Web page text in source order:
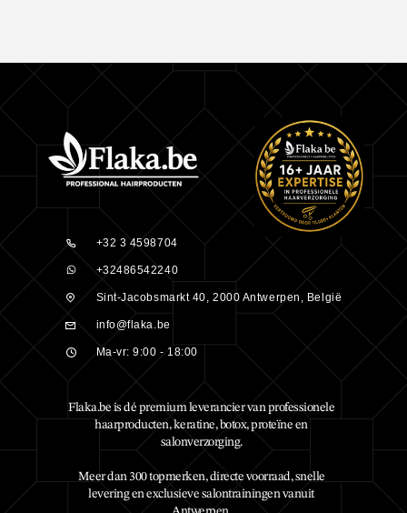
+32 3 4598704
+32486542240
Sint-Jacobsmarkt 40, 2000 Antwerpen, België
info@flaka.be
Ma-vr: 9:00 - 18:00
Flaka.be is dé premium leverancier van professionele
haarproducten, keratine, botox, proteïne en
salonverzorging.
Meer dan 300 topmerken, directe voorraad, snelle
levering en exclusieve salontrainingen vanuit